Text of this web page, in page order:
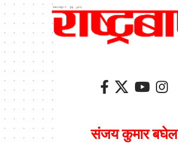
संजय कुमार बघेल